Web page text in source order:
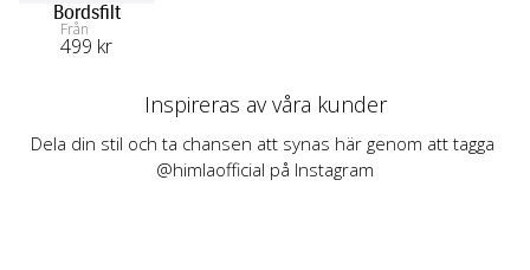
Bordsfilt
Från
499 kr
Inspireras av våra kunder
Dela din stil och ta chansen att synas här genom att tagga
@himlaofficial på Instagram